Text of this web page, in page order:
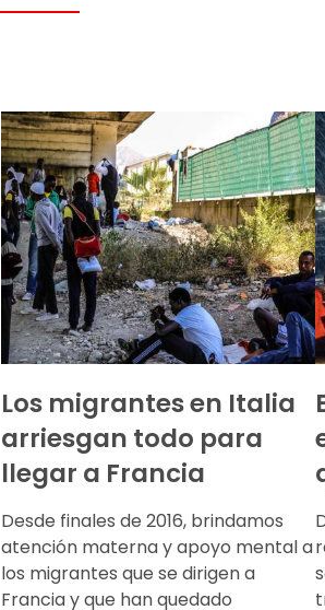
Los migrantes en Italia
arriesgan todo para
llegar a Francia
Desde finales de 2016, brindamos
atención materna y apoyo mental a
los migrantes que se dirigen a
Francia y que han quedado